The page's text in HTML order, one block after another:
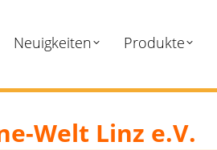
Neuigkeiten Produkte
Welt Linz e.V.